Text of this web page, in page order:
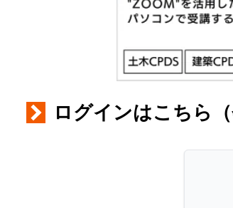
ログインはこちら（